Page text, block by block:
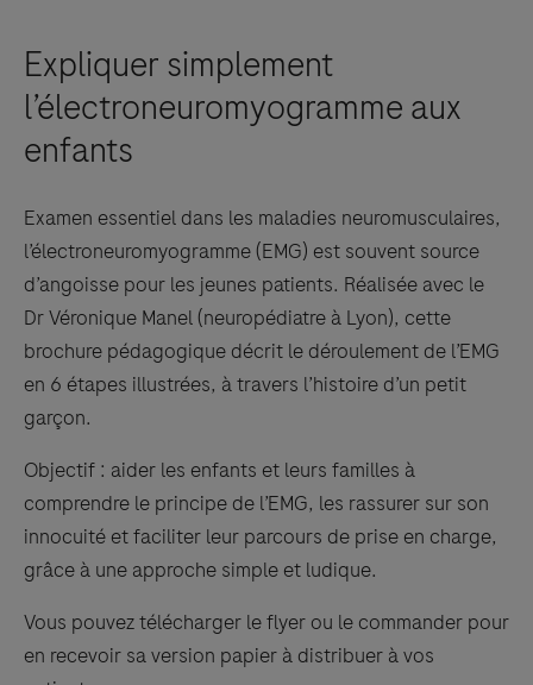
Try again
Expliquer simplement
l’électroneuromyogramme aux
enfants
Examen essentiel dans les maladies neuromusculaires,
l’électroneuromyogramme (EMG) est souvent source
d’angoisse pour les jeunes patients. Réalisée avec le
Dr Véronique Manel (neuropédiatre à Lyon), cette
brochure pédagogique décrit le déroulement de l’EMG
en 6 étapes illustrées, à travers l’histoire d’un petit
garçon.
Objectif : aider les enfants et leurs familles à
comprendre le principe de l’EMG, les rassurer sur son
innocuité et faciliter leur parcours de prise en charge,
grâce à une approche simple et ludique.
Vous pouvez télécharger le flyer ou le commander pour
en recevoir sa version papier à distribuer à vos